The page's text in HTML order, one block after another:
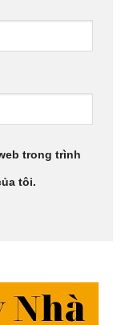
trong trình
tôi.